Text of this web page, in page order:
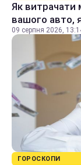
Як витрачати
вашого авто,
09 серпня 2026,
ГОРОСКОПИ